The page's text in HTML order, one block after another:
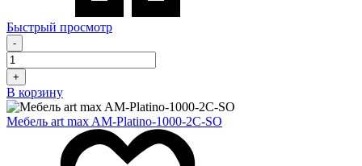
Быстрый просмотр
-
+
В корзину
Мебель art max AM-Platino-1000-2C-SO